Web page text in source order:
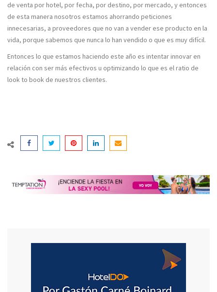
de venta por hotel, por fecha, por destino, por mercado, y entonces
de esta manera nosotros estamos ahorrando peticiones
innecesarias, a proveedores que no van a vender ese producto en la
vida, porque sabemos que nunca lo han vendido o que es muy difícil.
Entonces lo que estamos haciendo este año es intentar innovar en
relación con ser más efectivos u optimizando lo que es el ratio de
look to book de nuestros clientes.